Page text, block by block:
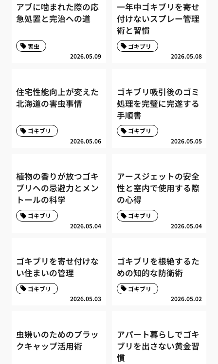
アブに噛まれた際の応
急処置と完治への道
2026.05.09
害虫
一年中ゴキブリを寄せ
付けないスプレー管理
術と習慣
2026.05.08
ゴキブリ
住宅性能向上が変えた
北海道の害虫事情
2026.05.06
ゴキブリ
ゴキブリ吸引後のゴミ
処理を完璧に完遂する
手順書
2026.05.05
ゴキブリ
植物の香りが放つゴキ
ブリへの忌避力とメン
トールの科学
2026.05.04
ゴキブリ
アースジェットの安全
性と室内で使用する際
の心得
2026.05.04
ゴキブリ
ゴキブリを寄せ付けな
い住まいの管理
2026.05.03
ゴキブリ
ゴキブリを根絶するた
めの知的な防衛術
2026.05.02
ゴキブリ
虫嫌いのためのブラッ
クキャップ活用術
アパート暮らしでゴキ
ブリを出さない黄金習
慣